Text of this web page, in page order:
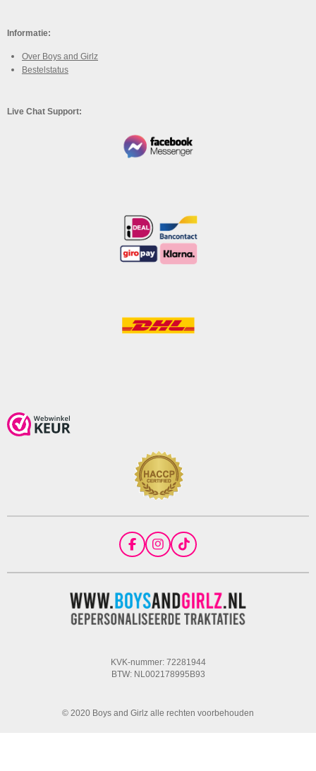
Informatie:
Over Boys and Girlz
Bestelstatus
Live Chat Support:
F
a
c
b
o
o
k
I
n
s
a
g
r
a
T
i
k
o
k
KVK-nummer: 72281944
BTW: NL002178995B93
© 2020 Boys and Girlz alle rechten voorbehouden